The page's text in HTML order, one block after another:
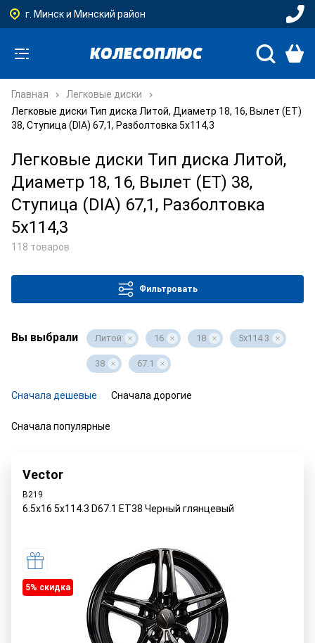
г. Минск и Минский район
Главная
Легковые диски
Легковые диски Тип диска Литой, Диаметр 18, 16, Вылет (ET)
38, Ступица (DIA) 67,1, Разболтовка 5x114,3
Легковые диски Тип диска Литой,
Диаметр 18, 16, Вылет (ET) 38,
Ступица (DIA) 67,1, Разболтовка
5x114,3
118 товаров
Фильтровать
Вы выбрали Литой 16 18 5x114.3
38 67.1
Сначала дешевые Сначала дорогие
Сначала популярные
Vector
B219
6.5x16 5x114.3 D67.1 ET38 Черный глянцевый
5% cкидка